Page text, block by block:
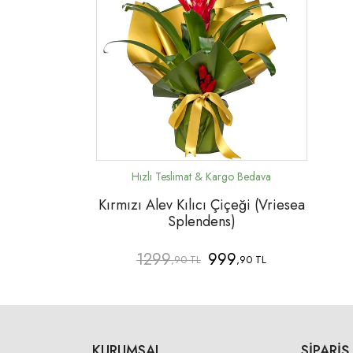
Kırmızı Alev Kılıcı Çiçeği (Vriesea
Splendens)
1299,90 TL 999,90 TL